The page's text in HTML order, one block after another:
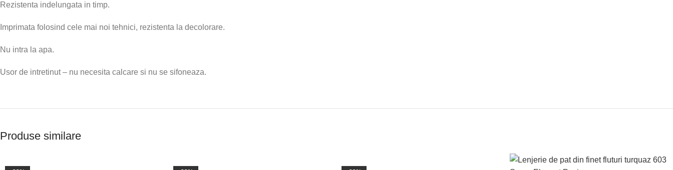
Rezistenta indelungata in timp.
Imprimata folosind cele mai noi tehnici, rezistenta la decolorare.
Nu intra la apa.
Usor de intretinut – nu necesita calcare si nu se sifoneaza.
Produse similare